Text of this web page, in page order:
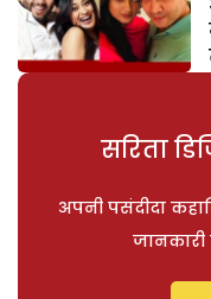
सरिता
अपनी पसंदीदा